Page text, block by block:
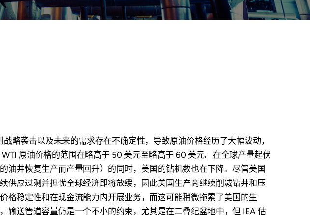
略袭击以及未来的需求存在不确定性，导致原油价格经历了大幅波动，
原油价格的范围在略高于 50 美元至略高于 60 美元。在全球产量起伏
油井恢复生产而产量回升）的同时，美国的钻机数也在下降。尽管美国
供应过剩并担忧全球经济即将放缓，因此美国生产商继续削减钻井和压
格稳定性和在现金流能力内开展业务，而这可能稍微拖累了美国的生
输送管道容量仍是一个不小的约束，尤其是在二叠纪盆地中，但 IEA 估